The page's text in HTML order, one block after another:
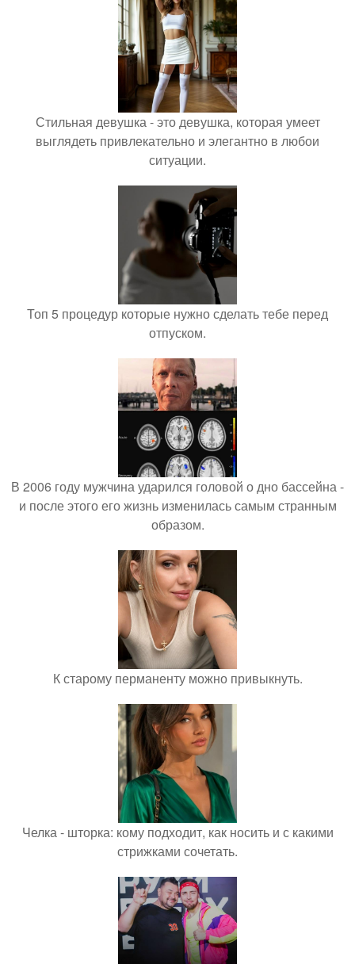
Стильная девушка - это девушка, которая умеет
выглядеть привлекательно и элегантно в любои
ситуации.
Топ 5 процедур которые нужно сделать тебе перед
отпуском.
В 2006 году мужчина ударился головой о дно бассейна -
и после этого его жизнь изменилась самым странным
образом.
К старому перманенту можно привыкнуть.
Челка - шторка: кому подходит, как носить и с какими
стрижками сочетать.